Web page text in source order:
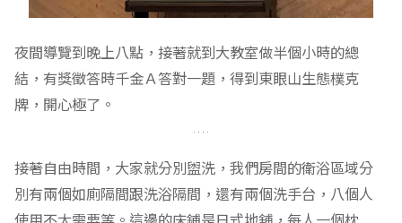
夜間導覽到晚上八點，接著就到大教室做半個小時的總
結，有獎徵答時千金Ａ答對一題，得到東眼山生態樸克
牌，開心極了。
接著自由時間，大家就分別盥洗，我們房間的衛浴區域分
別有兩個如廁隔間跟洗浴隔間，還有兩個洗手台，八個人